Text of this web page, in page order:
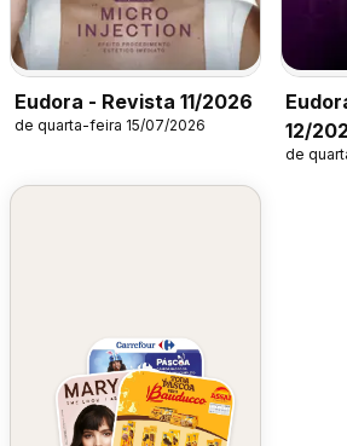
Eudora - Revista 11/2026
de quarta-feira 15/07/2026
12/
de